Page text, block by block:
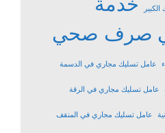
صرف صحي
عامل تسليك مجاري في الدسمة
عامل تسليك مجاري في الرقة
عامل تسليك مجاري في المنقف